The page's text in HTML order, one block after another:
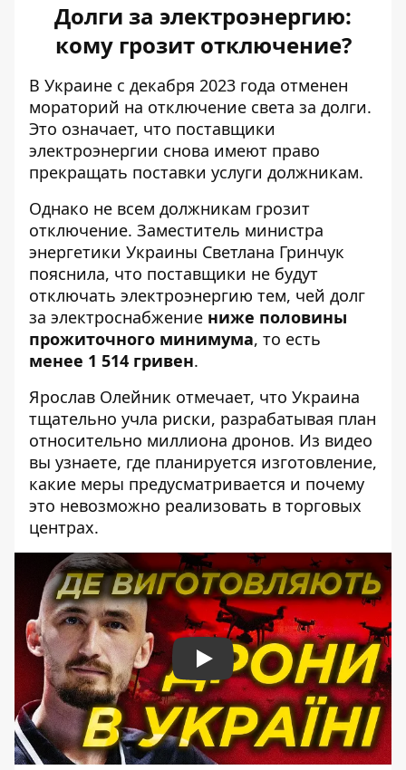
Долги за электроэнергию:
кому грозит отключение?
В Украине с декабря 2023 года отменен
мораторий на отключение света за долги.
Это означает, что поставщики
электроэнергии снова имеют право
прекращать поставки услуги должникам.
Однако не всем должникам грозит
отключение. Заместитель министра
энергетики Украины Светлана Гринчук
пояснила, что поставщики не будут
отключать электроэнергию тем, чей долг
за электроснабжение ниже половины
прожиточного минимума, то есть
менее 1 514 гривен.
Ярослав Олейник отмечает, что Украина
тщательно учла риски, разрабатывая план
относительно миллиона дронов. Из видео
вы узнаете, где планируется изготовление,
какие меры предусматривается и почему
это невозможно реализовать в торговых
центрах.
Play